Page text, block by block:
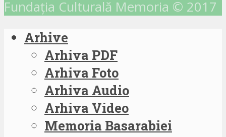
Fundația Culturală Memoria © 2017
Arhive
Arhiva PDF
Arhiva Foto
Arhiva Audio
Arhiva Video
Memoria Basarabiei